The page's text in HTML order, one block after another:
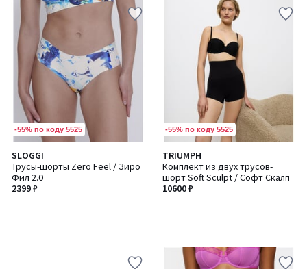
-55% по коду 5525
SLOGGI
Трусы-шорты Zero Feel / Зиро
Фил 2.0
2399 ₽
-55% по коду 5525
TRIUMPH
Комплект из двух трусов-
шорт Soft Sculpt / Софт Скалп
10600 ₽